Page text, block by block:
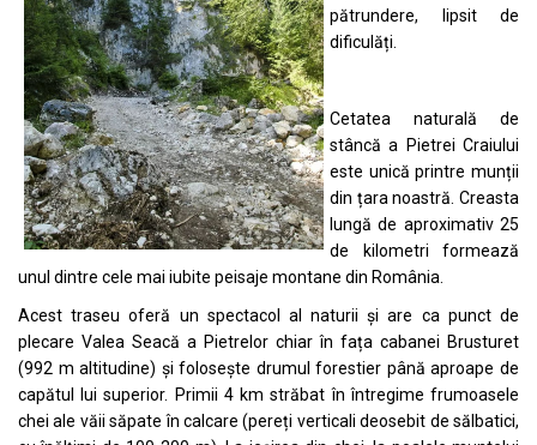
pătrundere, lipsit de
dificulăți.
Cetatea naturală de
stâncă a Pietrei Craiului
este unică printre munții
din țara noastră. Creasta
lungă de aproximativ 25
de kilometri formează
unul dintre cele mai iubite peisaje montane din România.
Acest traseu oferă un spectacol al naturii și are ca punct de
plecare Valea Seacă a Pietrelor chiar în fața cabanei Brusturet
(992 m altitudine) și folosește drumul forestier până aproape de
capătul lui superior. Primii 4 km străbat în întregime frumoasele
chei ale văii săpate în calcare (pereți verticali deosebit de sălbatici,